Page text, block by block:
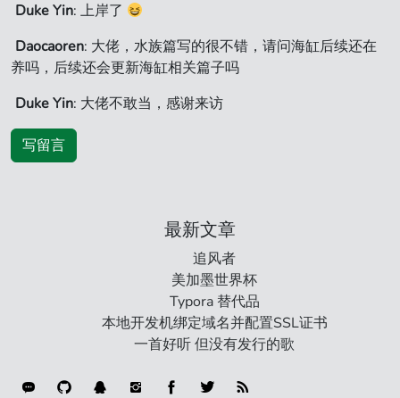
Duke Yin: 上岸了
Daocaoren: 大佬，水族篇写的很不错，请问海缸后续还在
养吗，后续还会更新海缸相关篇子吗
Duke Yin: 大佬不敢当，感谢来访
写留言
最新文章
追风者
美加墨世界杯
Typora 替代品
本地开发机绑定域名并配置SSL证书
一首好听 但没有发行的歌